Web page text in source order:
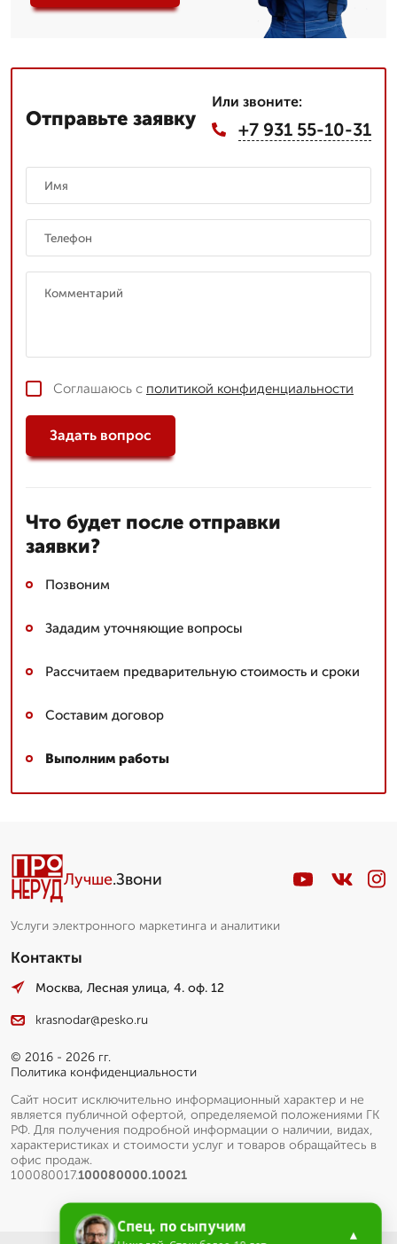
Отправьте заявку
Или звоните:
+7 931 55-10-31
Соглашаюсь с политикой конфиденциальности
Задать вопрос
Что будет после отправки
заявки?
Позвоним
Зададим уточняющие вопросы
Рассчитаем предварительную стоимость и сроки
Составим договор
Выполним работы
Лучше.Звони
Услуги электронного маркетинга и аналитики
Контакты
Москва, Лесная улица, 4. оф. 12
krasnodar@pesko.ru
© 2016 - 2026 гг.
Политика конфиденциальности
Сайт носит исключительно информационный характер и не
является публичной офертой, определяемой положениями ГК
РФ. Для получения подробной информации о наличии, видах,
характеристиках и стоимости услуг и товаров обращайтесь в
офис продаж.
100080017.100080000.10021
Спец. по сыпучим ▲